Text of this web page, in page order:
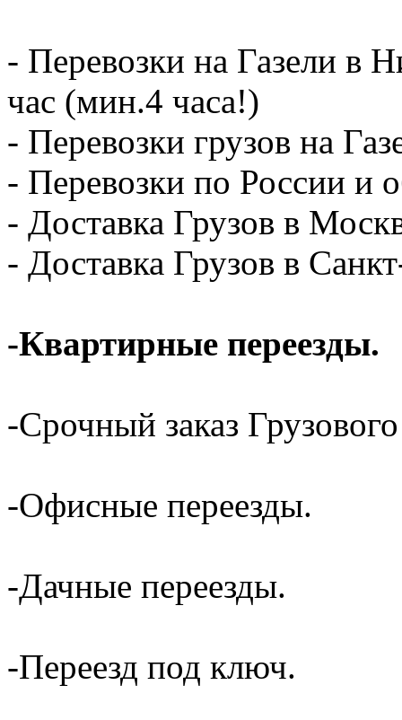
- Перевозки на Газели в
час (мин.4 часа!)
- Перевозки грузов на
- Перевозки по России и
- Доставка Грузов в
- Доставка Грузов в
-Квартирные переезды.
-Срочный заказ
-Офисные переезды.
-Дачные переезды.
-Переезд под ключ.